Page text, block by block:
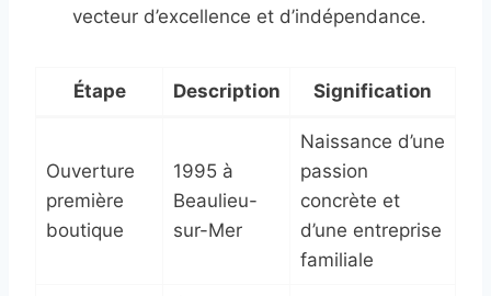
vecteur d’excellence et d’indépendance.
Étape Description Signification
Ouverture
première
boutique
1995 à
Beaulieu-
sur-Mer
Naissance d’une
passion
concrète et
d’une entreprise
familiale